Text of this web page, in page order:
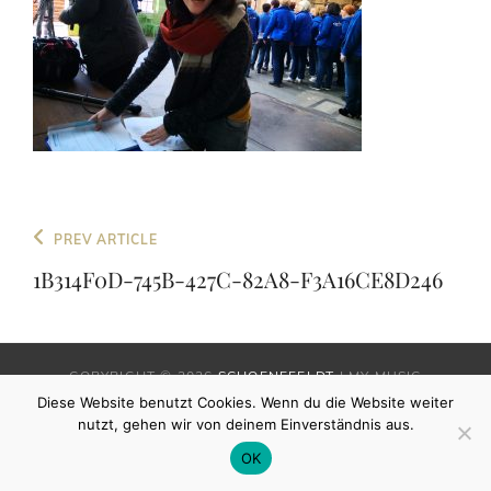
Beitragsnavigation
Previous
Post
PREV ARTICLE
1B314F0D-745B-427C-82A8-F3A16CE8D246
COPYRIGHT © 2026SCHOENEFELDT |MY MUSIC
BAND BY CATCH THEMES
Diese Website benutzt Cookies. Wenn du die Website weiter
nutzt, gehen wir von deinem Einverständnis aus.
OK